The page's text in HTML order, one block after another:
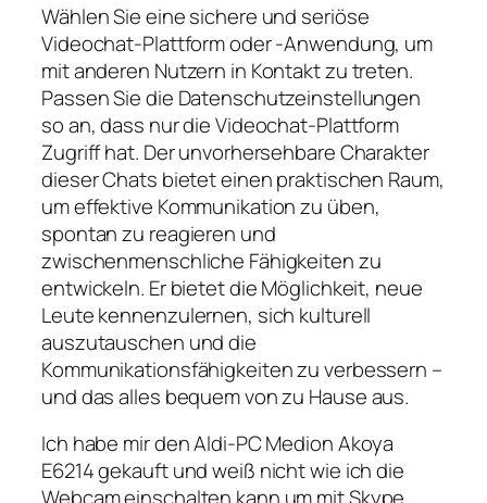
Wählen Sie eine sichere und seriöse
Videochat-Plattform oder -Anwendung, um
mit anderen Nutzern in Kontakt zu treten.
Passen Sie die Datenschutzeinstellungen
so an, dass nur die Videochat-Plattform
Zugriff hat. Der unvorhersehbare Charakter
dieser Chats bietet einen praktischen Raum,
um effektive Kommunikation zu üben,
spontan zu reagieren und
zwischenmenschliche Fähigkeiten zu
entwickeln. Er bietet die Möglichkeit, neue
Leute kennenzulernen, sich kulturell
auszutauschen und die
Kommunikationsfähigkeiten zu verbessern –
und das alles bequem von zu Hause aus.
Ich habe mir den Aldi-PC Medion Akoya
E6214 gekauft und weiß nicht wie ich die